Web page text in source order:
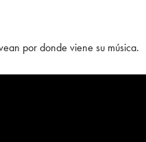
por donde viene su música.